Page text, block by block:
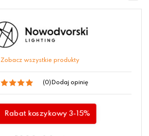
Zobacz wszystkie produkty
(0) Dodaj opinię
Rabat koszykowy 3-15%